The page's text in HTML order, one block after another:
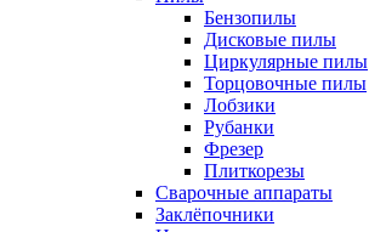
Бензопилы
Дисковые пилы
Циркулярные пилы
Торцовочные пилы
Лобзики
Рубанки
Фрезер
Плиткорезы
Сварочные аппараты
Заклёпочники